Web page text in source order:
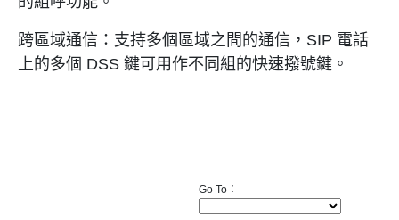
跨區域通信：支持多個區域之間的通信，SIP 電話
上的多個 DSS 鍵可用作不同組的快速撥號鍵。
Go To︰